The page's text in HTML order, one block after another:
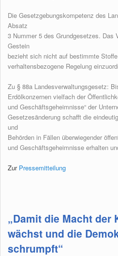
Die Gesetzgebungskompetenz des
Absatz
3 Nummer 5 des Grundgesetzes. Das
Gestein
bezieht sich nicht auf bestimmte
verhaltensbezogene Regelung
Zu § 88a Landesverwaltungsgesetz:
Erdölkonzernen vielfach der
und Geschäftsgeheimnisse“ der
Gesetzesänderung schafft die
und
Behörden in Fällen überwiegender
und Geschäftsgeheimnisse erhalten
Zur Pressemitteilung
„Damit die Macht der
wächst und die
schrumpft“